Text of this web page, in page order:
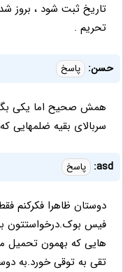
تاریخ ثبت شود ، بروز
تحریم .
حسن: پاسخ
همش صحیح اما یکی
سربالای بقیه ضلمهایی
asd: پاسخ
دوستان ظاهرا فکرکنم
فیس بوک.درخواستتون
هایی که بهمون تحمیل
تقی به توقی خورد.به